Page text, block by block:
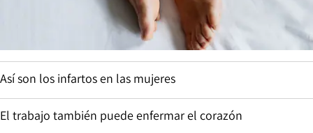
Así son los infartos en las mujeres
El trabajo también puede enfermar el corazón